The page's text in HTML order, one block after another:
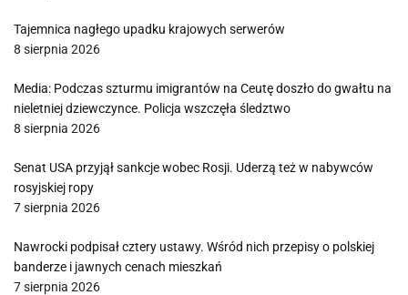
Tajemnica nagłego upadku krajowych serwerów
8 sierpnia 2026
Media: Podczas szturmu imigrantów na Ceutę doszło do gwałtu na
nieletniej dziewczynce. Policja wszczęła śledztwo
8 sierpnia 2026
Senat USA przyjął sankcje wobec Rosji. Uderzą też w nabywców
rosyjskiej ropy
7 sierpnia 2026
Nawrocki podpisał cztery ustawy. Wśród nich przepisy o polskiej
banderze i jawnych cenach mieszkań
7 sierpnia 2026